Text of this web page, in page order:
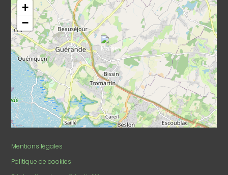
+
−
Mentions légales
Politique de cookies